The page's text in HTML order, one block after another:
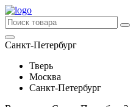
Санкт-Петербург
Тверь
Москва
Санкт-Петербург